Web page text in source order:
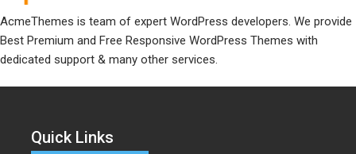
AcmeThemes is team of expert WordPress developers. We provide
Best Premium and Free Responsive WordPress Themes with
dedicated support & many other services.
Quick Links